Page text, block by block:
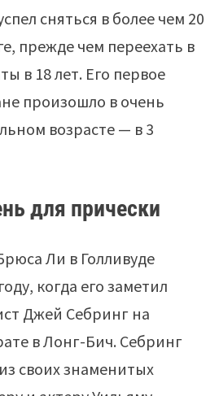
сняться в более чем 20
прежде чем переехать в
в 18 лет. Его первое
произошло в очень
возрасте — в 3
для прически
Ли в Голливуде
когда его заметил
Джей Себринг на
в Лонг-Бич. Себринг
своих знаменитых